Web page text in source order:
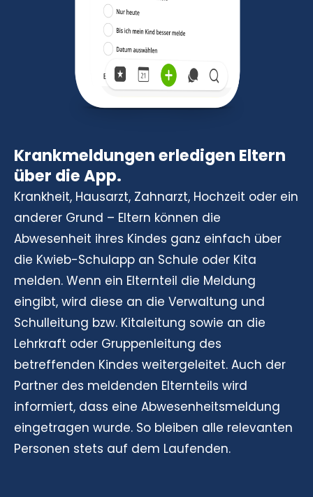
Krankmeldungen erledigen Eltern
über die App.
Krankheit, Hausarzt, Zahnarzt, Hochzeit oder ein
anderer Grund – Eltern können die
Abwesenheit ihres Kindes ganz einfach über
die Kwieb-Schulapp an Schule oder Kita
melden. Wenn ein Elternteil die Meldung
eingibt, wird diese an die Verwaltung und
Schulleitung bzw. Kitaleitung sowie an die
Lehrkraft oder Gruppenleitung des
betreffenden Kindes weitergeleitet. Auch der
Partner des meldenden Elternteils wird
informiert, dass eine Abwesenheitsmeldung
eingetragen wurde. So bleiben alle relevanten
Personen stets auf dem Laufenden.